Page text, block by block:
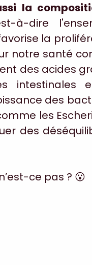
la
à-dire
la
notre santé
des acides
intestinales
des
les
des
ce pas ? 😮